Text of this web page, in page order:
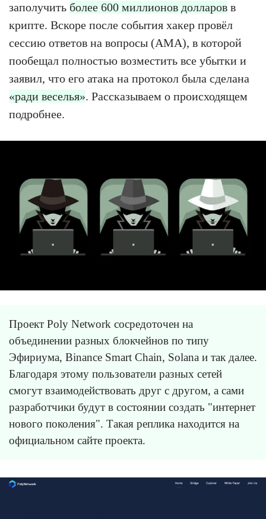
заполучить более 600 миллионов долларов в
крипте. Вскоре после события хакер провёл
сессию ответов на вопросы (AMA), в которой
пообещал полностью возместить все убытки и
заявил, что его атака на протокол была сделана
«ради веселья». Рассказываем о происходящем
подробнее.
Проект Poly Network сосредоточен на
объединении разных блокчейнов по типу
Эфириума, Binance Smart Chain, Solana и так далее.
Благодаря этому пользователи разных сетей
смогут взаимодействовать друг с другом, а сами
разработчики будут в состоянии создать "интернет
нового поколения". Такая реплика находится на
официальном сайте проекта.